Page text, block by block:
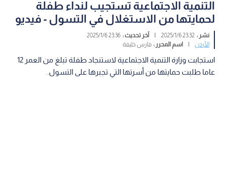
التنمية الاجتماعية تستجيب لنداء طفلة
لحمايتها من الاستغلال في التسول - فيديو
نشر :23:32 2025/1/6
| آخر تحديث :23:36 2025/1/6
الأردن
| اسم المحرر :فارس خليفة
استجابت وزارة التنمية الاجتماعية لاستنجاد طفلة تبلغ من العمر 12
عاما طلبت حمايتها من أسرتها التي تجبرها على التسول.